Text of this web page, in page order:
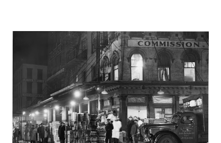
obra teatral. Hamlet, acto III, escena 1.Cuadro de Eduardo
Rosales. 1872. Fotografía J. Laurent. Biblioteca Nacional de
España La escena cumbre, la más famosa, es la primera del
acto III. En ella tiene lugar el conocido parlamento de
Hamlet, “Ser o no ser,…” . La escena se inicia con el Rey y la
Reina, con Polonio, Rosencrantz y Guilderstein, en grupo,
tramando la confabulación. Después llega Ofelia.
Rosencranzt y Guilderstein se retiran. La reina sale de